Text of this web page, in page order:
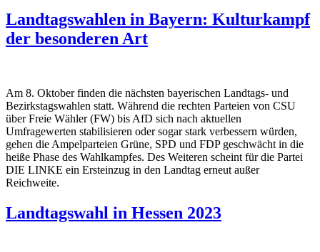
Landtagswahlen in Bayern: Kulturkampf
der besonderen Art
Am 8. Oktober finden die nächsten bayerischen Landtags- und
Bezirkstagswahlen statt. Während die rechten Parteien von CSU
über Freie Wähler (FW) bis AfD sich nach aktuellen
Umfragewerten stabilisieren oder sogar stark verbessern würden,
gehen die Ampelparteien Grüne, SPD und FDP geschwächt in die
heiße Phase des Wahlkampfes. Des Weiteren scheint für die Partei
DIE LINKE ein Ersteinzug in den Landtag erneut außer
Reichweite.
Landtagswahl in Hessen 2023